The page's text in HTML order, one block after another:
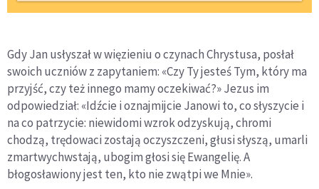
Gdy Jan usłyszał w więzieniu o czynach Chrystusa, posłał
swoich uczniów z zapytaniem: «Czy Ty jesteś Tym, który ma
przyjść, czy też innego mamy oczekiwać?» Jezus im
odpowiedział: «Idźcie i oznajmijcie Janowi to, co słyszycie i
na co patrzycie: niewidomi wzrok odzyskują, chromi
chodzą, trędowaci zostają oczyszczeni, głusi słyszą, umarli
zmartwychwstają, ubogim głosi się Ewangelię. A
błogosławiony jest ten, kto nie zwątpi we Mnie».